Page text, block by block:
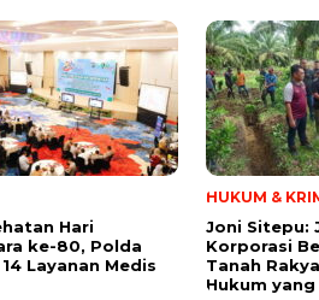
Hari
ke-80, Polda
Layanan Medis
HUKUM &
Joni Sitepu:
Korporasi
Tanah
Hukum yang